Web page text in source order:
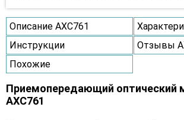
Описание AXC761
Инструкции
Отзывы
Похожие
Приемопередающий оптический
AXC761